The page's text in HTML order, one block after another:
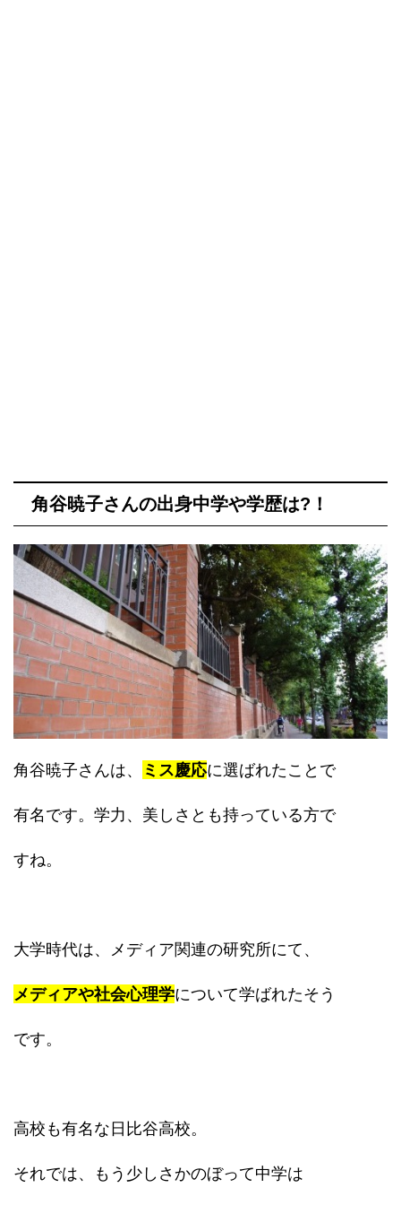
角谷暁子さんの出身中学や学歴は?！
角谷暁子さんは、 ミス慶応に選ばれたことで
有名です。学力、美しさとも持っている方で
すね。
大学時代は、メディア関連の研究所にて、
メディアや社会心理学について学ばれたそう
です。
高校も有名な日比谷高校。
それでは、もう少しさかのぼって中学は